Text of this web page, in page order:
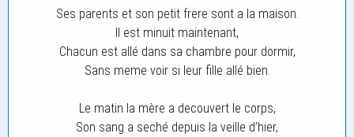
Ses parents et son petit frere sont a la maison.
Il est minuit maintenant,
Chacun est allé dans sa chambre pour dormir,
Sans meme voir si leur fille allé bien.
Le matin la mère a decouvert le corps,
Son sang a seché depuis la veille d’hier,